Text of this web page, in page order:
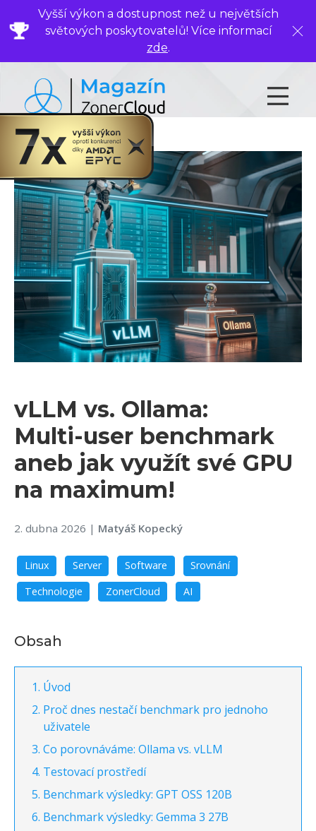
Vyšší výkon a dostupnost než u největších
světových poskytovatelů! Více informací
zde.
vLLM vs. Ollama:
Multi-user benchmark
aneb jak využít své GPU
na maximum!
2. dubna 2026 | Matyáš Kopecký
Linux Server Software
Srovnání
Technologie
ZonerCloud AI
Obsah
Úvod
Proč dnes nestačí benchmark pro jednoho
uživatele
Co porovnáváme: Ollama vs. vLLM
Testovací prostředí
Benchmark výsledky: GPT OSS 120B
Benchmark výsledky: Gemma 3 27B